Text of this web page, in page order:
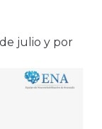
julio y por